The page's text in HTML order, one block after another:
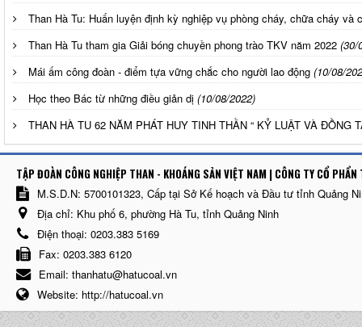
Than Hà Tu: Huấn luyện định kỳ nghiệp vụ phòng cháy, chữa cháy và
Than Hà Tu tham gia Giải bóng chuyền phong trào TKV năm 2022 (30/
Mái ấm công đoàn - điểm tựa vững chắc cho người lao động (10/08/
Học theo Bác từ những điều giản dị (10/08/2022)
THAN HÀ TU 62 NĂM PHÁT HUY TINH THẦN “ KỶ LUẬT VÀ ĐỒNG
TẬP ĐOÀN CÔNG NGHIỆP THAN - KHOÁNG SẢN VIỆT NAM | CÔNG TY CỔ
M.S.D.N: 5700101323, Cấp tại Sở Kế hoạch và Đầu tư tỉnh Quảng
Địa chỉ: Khu phố 6, phường Hà Tu, tỉnh Quảng Ninh
Điện thoại: 0203.383 5169
Fax: 0203.383 6120
Email: thanhatu@hatucoal.vn
Website: http://hatucoal.vn